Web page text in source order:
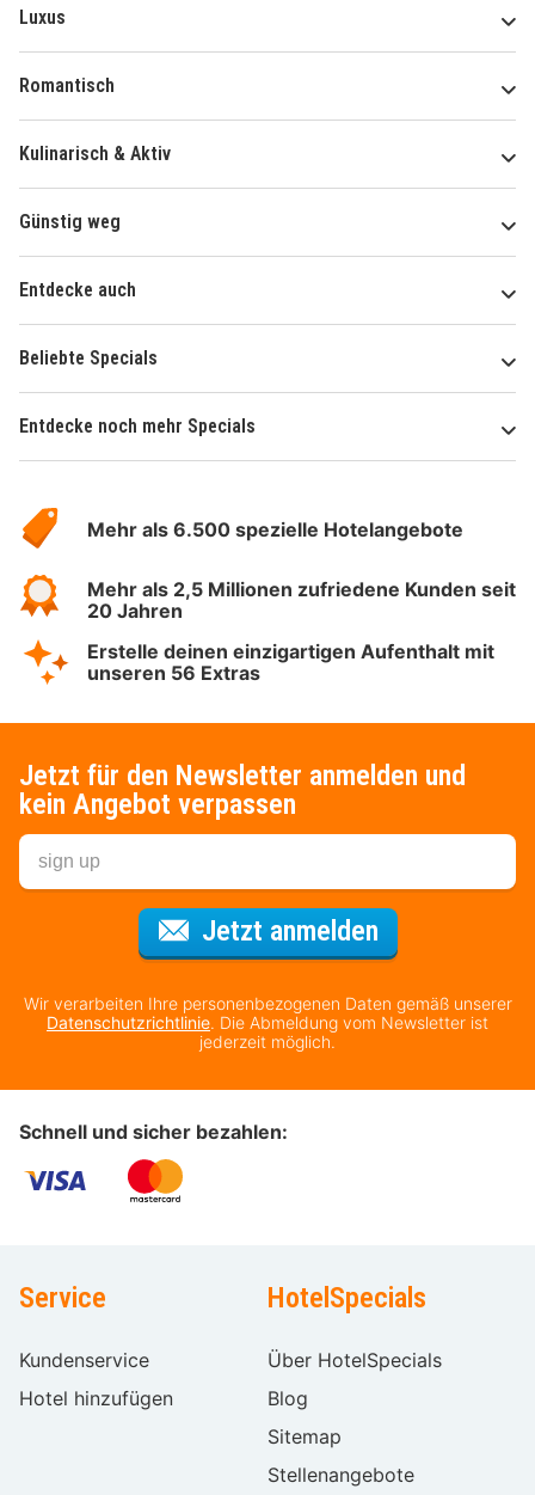
Luxus
Romantisch
Kulinarisch & Aktiv
Günstig weg
Entdecke auch
Beliebte Specials
Entdecke noch mehr Specials
Hotelspecials
Mehr als 6.500 spezielle Hotelangebote
Mehr als 2,5 Millionen zufriedene Kunden seit
20 Jahren
Erstelle deinen einzigartigen Aufenthalt mit
unseren 56 Extras
Jetzt für den Newsletter anmelden und
kein Angebot verpassen
Jetzt anmeldenFür den
Wir verarbeiten Ihre personenbezogenen Daten gemäß unserer
Datenschutzrichtlinie. Die Abmeldung vom Newsletter ist
jederzeit möglich.
Schnell und sicher bezahlen:
Service
Kundenservice
Hotel hinzufügen
HotelSpecials
Über HotelSpecials
Blog
Sitemap
Stellenangebote